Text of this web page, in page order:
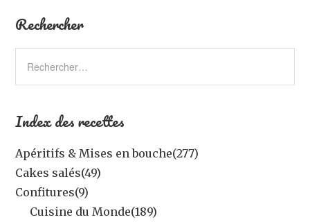
Rechercher
Index des recettes
Apéritifs & Mises en bouche(277)
Cakes salés(49)
Confitures(9)
Cuisine du Monde(189)